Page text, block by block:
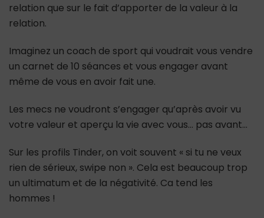
relation que sur le fait d’apporter de la valeur à la
relation.
Imaginez un coach de sport qui voudrait vous vendre
un carnet de 10 séances et vous engager avant
même de vous en avoir fait une.
Les mecs ne voudront s’engager qu’après avoir vu
votre valeur et aperçu la vie avec vous… pas avant…
Sur les profils Tinder, on voit souvent « si tu ne veux
rien de sérieux, swipe non ». Cela est beaucoup trop
un ultimatum et de la négativité. Ca tend les
hommes !